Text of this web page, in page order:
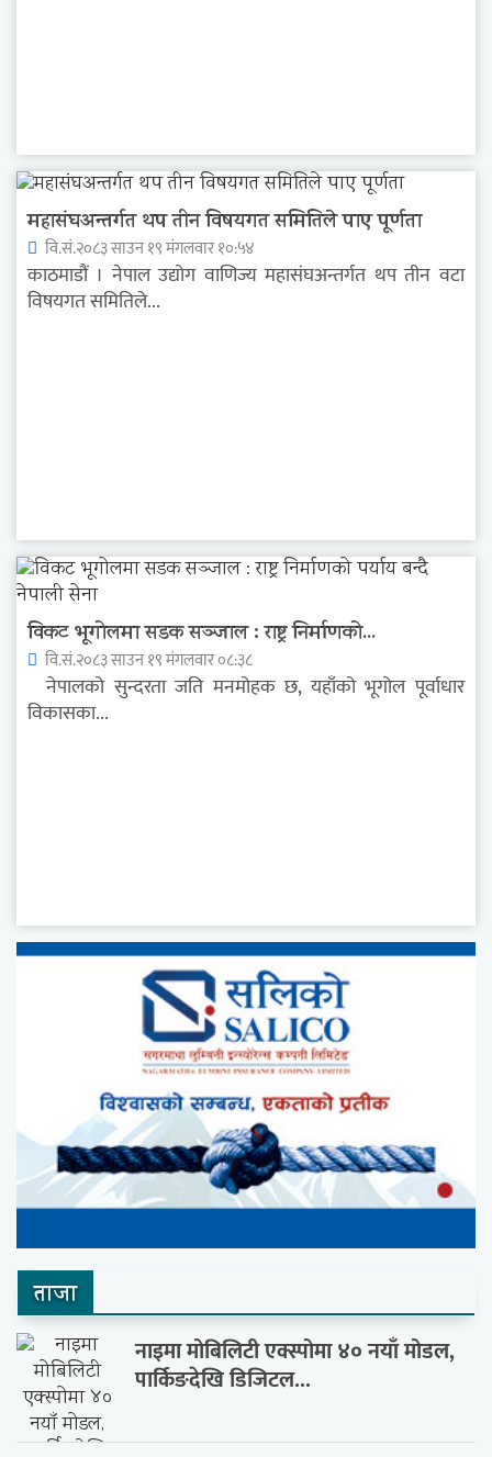
महासंघअन्तर्गत थप तीन विषयगत समितिले पाए पूर्णता
वि.सं.२०८३ साउन १९ मंगलवार १०:५४
काठमाडौं । नेपाल उद्योग वाणिज्य महासंघअन्तर्गत थप तीन वटा
विषयगत समितिले...
विकट भूगोलमा सडक सञ्जाल : राष्ट्र निर्माणको...
वि.सं.२०८३ साउन १९ मंगलवार ०८:३८
नेपालको सुन्दरता जति मनमोहक छ, यहाँको भूगोल पूर्वाधार
विकासका...
ताजा
नाइमा मोबिलिटी एक्स्पोमा ४० नयाँ मोडल,
पार्किङदेखि डिजिटल...